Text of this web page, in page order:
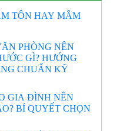
TÔN HAY MÂM
PHÒNG NÊN
GÌ? HƯỚNG
CHUẨN KỸ
GIA ĐÌNH NÊN
BÍ QUYẾT CHỌN